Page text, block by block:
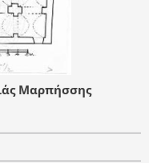
Μαρπήσσης